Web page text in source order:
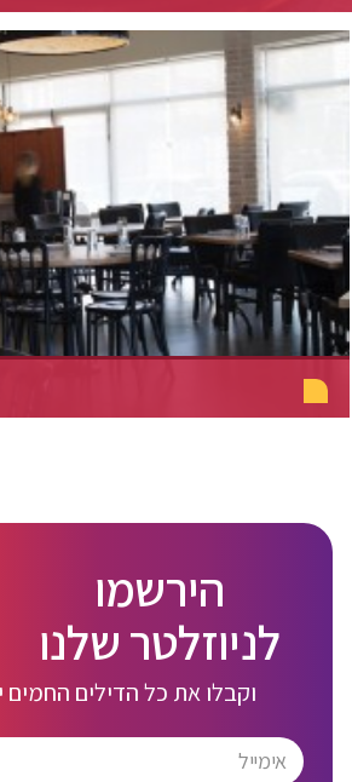
הירשמו
לניוזלטר שלנו
וקבלו את כל הדילים החמים